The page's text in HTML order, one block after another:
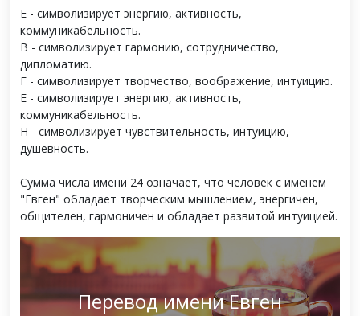
Е - символизирует энергию, активность,
коммуникабельность.
В - символизирует гармонию, сотрудничество,
дипломатию.
Г - символизирует творчество, воображение, интуицию.
Е - символизирует энергию, активность,
коммуникабельность.
Н - символизирует чувствительность, интуицию,
душевность.
Сумма числа имени 24 означает, что человек с именем
"Евген" обладает творческим мышлением, энергичен,
общителен, гармоничен и обладает развитой интуицией.
Перевод имени Евген